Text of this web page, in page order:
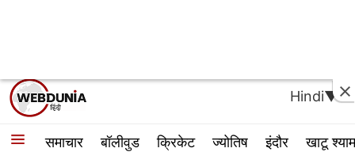
Hindi▼
समाचार बॉलीवुड क्रिकेट ज्योतिष इंदौर खाटू